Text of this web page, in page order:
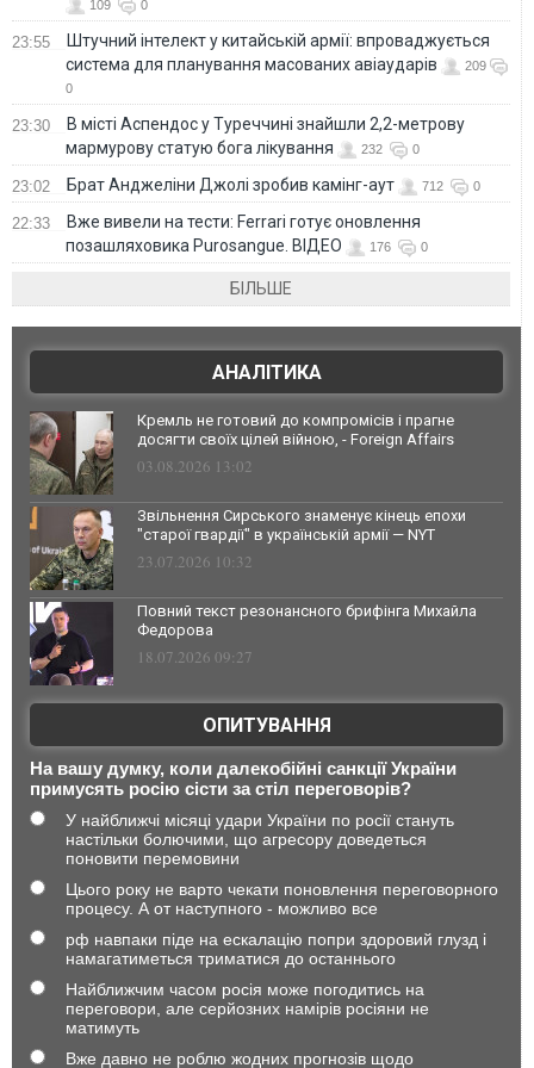
109 0
23:55
Штучний інтелект у китайській армії: впроваджується
система для планування масованих авіаударів
209
0
23:30
В місті Аспендос у Туреччині знайшли 2,2-метрову
мармурову статую бога лікування
232 0
23:02 Брат Анджеліни Джолі зробив камінг-аут 712 0
22:33
Вже вивели на тести: Ferrari готує оновлення
позашляховика Purosangue. ВІДЕО
176 0
БІЛЬШЕ
АНАЛІТИКА
Кремль не готовий до компромісів і прагне
досягти своїх цілей війною, - Foreign Affairs
03.08.2026 13:02
Звільнення Сирського знаменує кінець епохи
"старої гвардії" в українській армії — NYT
23.07.2026 10:32
Повний текст резонансного брифінга Михайла
Федорова
18.07.2026 09:27
ОПИТУВАННЯ
На вашу думку, коли далекобійні санкції України
примусять росію сісти за стіл переговорів?
У найближчі місяці удари України по росії стануть
настільки болючими, що агресору доведеться
поновити перемовини
Цього року не варто чекати поновлення переговорного
процесу. А от наступного - можливо все
рф навпаки піде на ескалацію попри здоровий глузд і
намагатиметься триматися до останнього
Найближчим часом росія може погодитись на
переговори, але серйозних намірів росіяни не
матимуть
Вже давно не роблю жодних прогнозів щодо